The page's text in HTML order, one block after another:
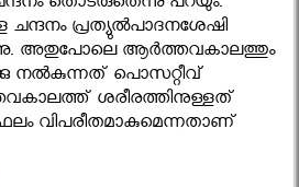
തൊടരുതെന്നു പറയും.
ചന്ദനം പ്രത്യുല്‍പാദനശേഷി
അതുപോലെ ആര്‍ത്തവകാലത്തും
നല്‍കുന്നത് പൊസറ്റീവ്
ശരീരത്തിനുള്ളത്
വിപരീതമാകുമെന്നതാണ്